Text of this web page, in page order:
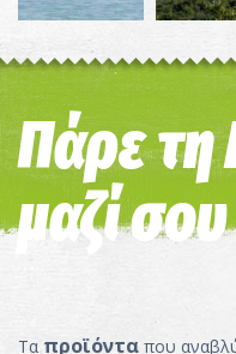
Πάρε τη
μαζί σου
Τα προϊόντα που